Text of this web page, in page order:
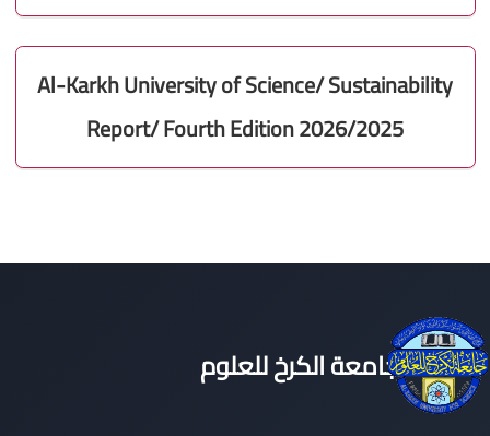
Al-Karkh University of Science/ Sustainability
Report/ Fourth Edition 2026/2025
جامعة الكرخ للعلوم